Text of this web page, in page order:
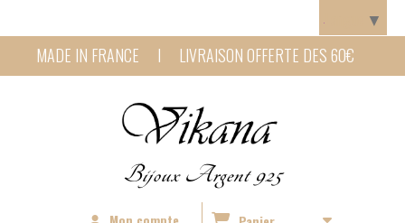
MADE IN FRANCE I LIVRAISON OFFERTE DES 60€
Bijoux Argent 925
▼